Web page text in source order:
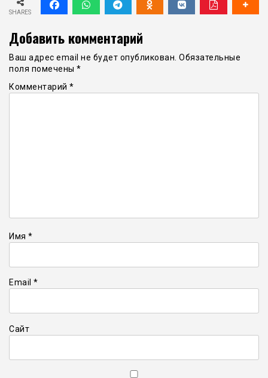
SHARES
Добавить комментарий
Ваш адрес email не будет опубликован. Обязательные
поля помечены *
Комментарий *
Имя *
Email *
Сайт